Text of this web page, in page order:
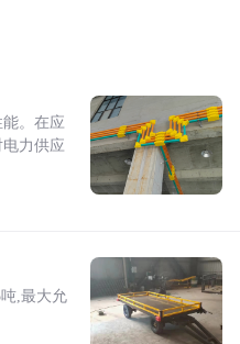
。在应
力供应
,最大允